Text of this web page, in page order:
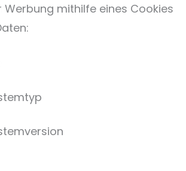
mithilfe eines Cookies